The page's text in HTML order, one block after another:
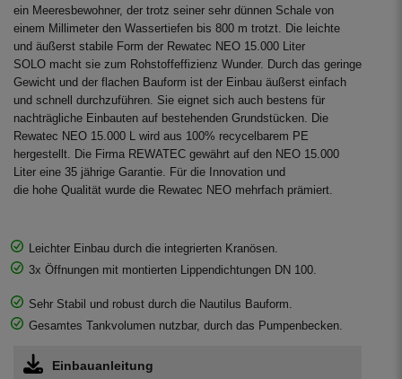
ein Meeresbewohner, der trotz seiner sehr dünnen Schale von
einem Millimeter den Wassertiefen bis 800 m trotzt. Die leichte
und äußerst stabile Form der Rewatec NEO 15.000 Liter
SOLO macht sie zum Rohstoffeffizienz Wunder. Durch das geringe
Gewicht und der flachen Bauform ist der Einbau äußerst einfach
und schnell durchzuführen. Sie eignet sich auch bestens für
nachträgliche Einbauten auf bestehenden Grundstücken. Die
Rewatec NEO 15.000 L wird aus 100% recycelbarem PE
hergestellt. Die Firma REWATEC gewährt auf den NEO 15.000
Liter eine 35 jährige Garantie. Für die Innovation und
die hohe Qualität wurde die Rewatec NEO mehrfach prämiert.
Leichter Einbau durch die integrierten Kranösen.
3x Öffnungen mit montierten Lippendichtungen DN 100.
Sehr Stabil und robust durch die Nautilus Bauform.
Gesamtes Tankvolumen nutzbar, durch das Pumpenbecken.
Einbauanleitung